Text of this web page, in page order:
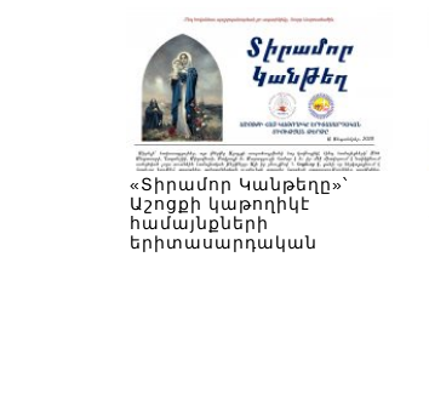
«Տիրամոր Կանթեղը»՝
Աշոցքի կաթողիկէ
համայնքների
երիտասարդական